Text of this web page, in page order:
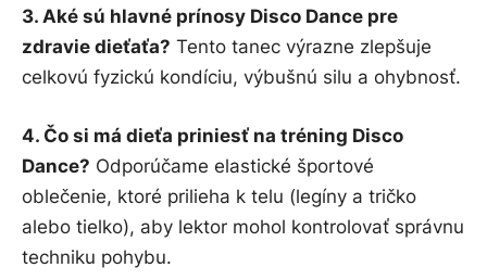
3. Aké sú hlavné prínosy Disco Dance pre
zdravie dieťaťa? Tento tanec výrazne zlepšuje
celkovú fyzickú kondíciu, výbušnú silu a ohybnosť.
4. Čo si má dieťa priniesť na tréning Disco
Dance? Odporúčame elastické športové
oblečenie, ktoré prilieha k telu (legíny a tričko
alebo tielko), aby lektor mohol kontrolovať správnu
techniku pohybu.